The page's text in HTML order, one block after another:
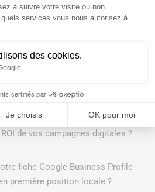
à suivre votre visite ou non.
services vous nous autorisez à
des cookies.
certifiés par
Je choisis OK pour moi
consent
son site pour les moteurs IA ?
clic et l’IA ?
clients fidèles
de vos campagnes digitales ?
fiche Google Business Profile
première position locale ?